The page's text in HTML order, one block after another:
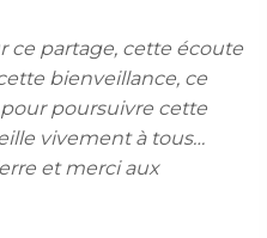
ce partage, cette écoute
bienveillance, ce
pour poursuivre cette
vivement à tous…
et merci aux